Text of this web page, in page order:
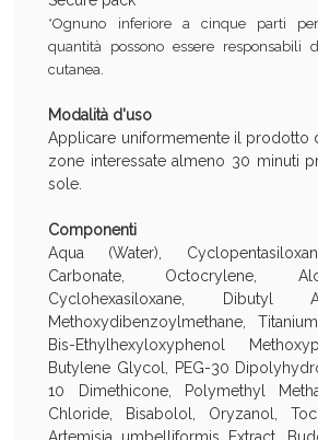
*Ognuno inferiore a cinque parti
quantità possono essere responsabili
cutanea.
Modalità d'uso
Applicare uniformemente il prodotto
zone interessate almeno 30 minuti
sole.
Componenti
Aqua (Water),
Carbonate, Octocrylene,
Cyclohexasiloxane, Dibutyl
Methoxydibenzoylmethane,
Bis-Ethylhexyloxyphenol
Butylene Glycol, PEG-30
10 Dimethicone, Polymethyl
Chloride, Bisabolol, Oryzanol,
Benessere Intestinale: Sconto
oggi!